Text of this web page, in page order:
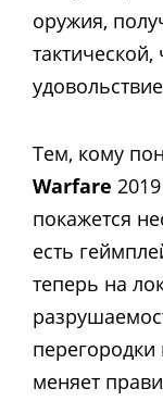
оружия,
Тем, кому
Warfare
покажется
есть
теперь на
перегородки
меняет